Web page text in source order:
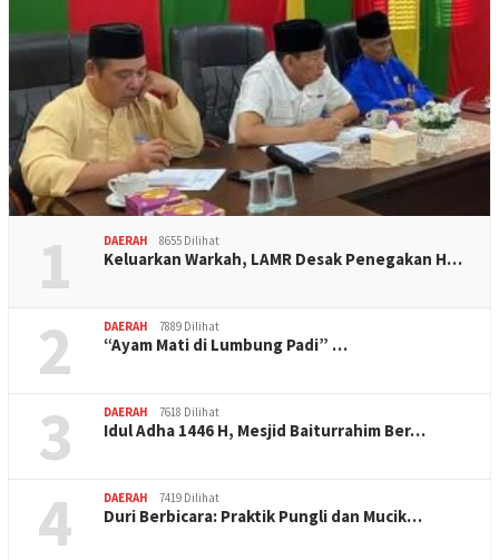
1 DAERAH 8655 Dilihat
Keluarkan Warkah, LAMR Desak Penegakan H…
2 DAERAH 7889 Dilihat
“Ayam Mati di Lumbung Padi” …
3 DAERAH 7618 Dilihat
Idul Adha 1446 H, Mesjid Baiturrahim Ber…
4 DAERAH 7419 Dilihat
Duri Berbicara: Praktik Pungli dan Mucik…